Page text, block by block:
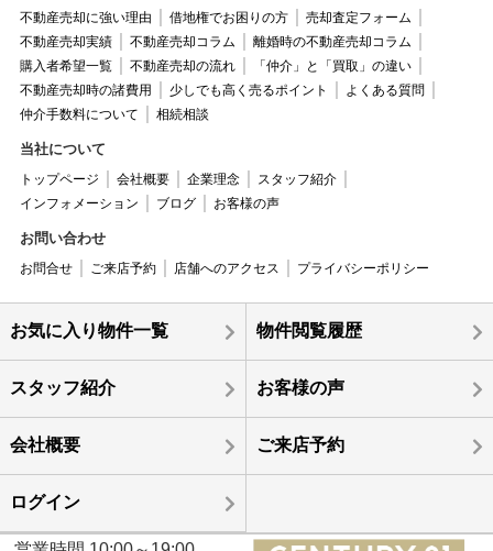
不動産売却に強い理由 借地権でお困りの方
売却査定フォーム
不動産売却実績
不動産売却コラム
離婚時の不動産売却コラム
購入者希望一覧
不動産売却の流れ
「仲介」と「買取」の違い
不動産売却時の諸費用
少しでも高く売るポイント
よくある質問
仲介手数料について
相続相談
当社について
トップページ 会社概要 企業理念
スタッフ紹介
インフォメーション
ブログ お客様の声
お問い合わせ
お問合せ ご来店予約 店舗へのアクセス プライバシーポリシー
お気に入り物件一覧 物件閲覧履歴
スタッフ紹介 お客様の声
会社概要 ご来店予約
ログイン